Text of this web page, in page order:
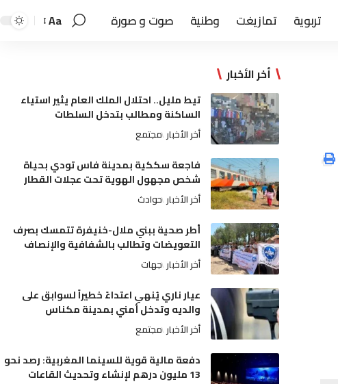
تربوية تمازيغت وطنية صوت و صورة Aa
أخر الأخبار
تيط مليل.. احتلال الملك العام يثير استياء
الساكنة ومطالب بتدخل السلطات
أخر الأخبار مجتمع
فاجعة سككية بمدينة فاس تودي بحياة
شخص مجهول الهوية تحت عجلات القطار
أخر الأخبار حوادث
أطر صحية ببني ملال-خنيفرة تتمسك بصرف
التعويضات وتطالب بالشفافية والإنصاف
أخر الأخبار جهات
عيار ناري يُنهي اعتداءً خطيراً لسوابق على
والديه وتدخل أمني بمدينة مكناس
أخر الأخبار مجتمع
دفعة مالية قوية للسينما المغربية: رصد نحو
13 مليون درهم لإنشاء وتحديث القاعات